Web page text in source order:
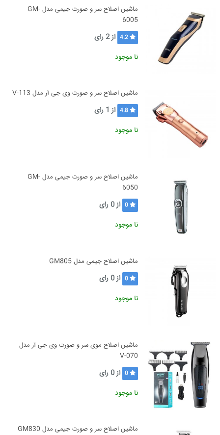
ماشین اصلاح سر و صورت جیمی مدل GM-
6005
4.2 از2رای
نا موجود
ماشین اصلاح سر و صورت وی جی آر مدل V-113
4.8 از 1 رای
نا موجود
ماشین اصلاح سر و صورت جیمی مدل GM-
6050
0 از0 رای
نا موجود
ماشین اصلاح جیمی مدل GM805
0 از0 رای
نا موجود
ماشین اصلاح موی سر و صورت وی جی آر مدل
V-070
0 از0 رای
نا موجود
ماشین اصلاح سر و صورت جیمی مدل GM830